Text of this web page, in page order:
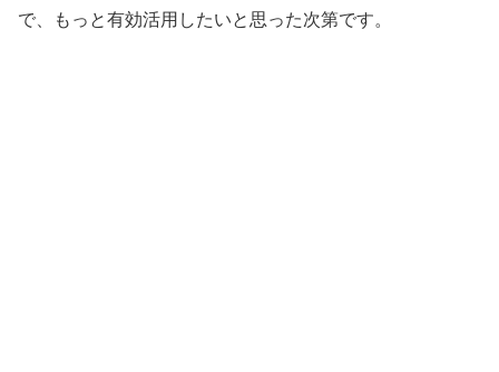
で、もっと有効活用したいと思った次第です。